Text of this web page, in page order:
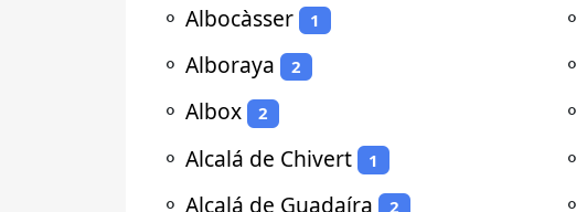
⚬ Albocàsser 1
⚬ Alboraya 2
⚬ Albox 2
⚬ Alcalá de Chivert 1
⚬ Alcalá de Guadaíra 2
⚬
⚬
⚬
⚬
⚬